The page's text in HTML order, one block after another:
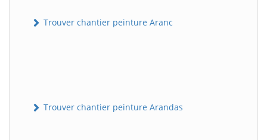
Trouver chantier peinture Aranc
Trouver chantier peinture Arandas